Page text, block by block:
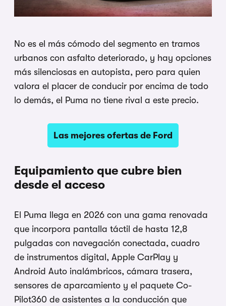
No es el más cómodo del segmento en tramos
urbanos con asfalto deteriorado, y hay opciones
más silenciosas en autopista, pero para quien
valora el placer de conducir por encima de todo
lo demás, el Puma no tiene rival a este precio.
Las mejores ofertas de Ford
Equipamiento que cubre bien
desde el acceso
El Puma llega en 2026 con una gama renovada
que incorpora pantalla táctil de hasta 12,8
pulgadas con navegación conectada, cuadro
de instrumentos digital, Apple CarPlay y
Android Auto inalámbricos, cámara trasera,
sensores de aparcamiento y el paquete Co-
Pilot360 de asistentes a la conducción que